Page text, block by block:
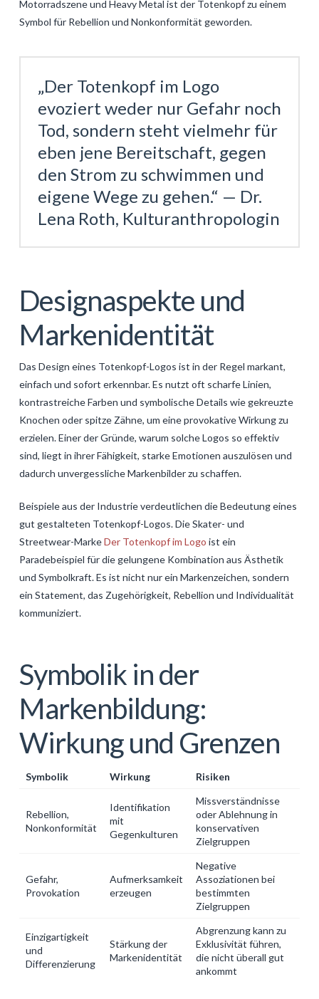
Motorradszene und Heavy Metal ist der Totenkopf zu einem
Symbol für Rebellion und Nonkonformität geworden.
„Der Totenkopf im Logo
evoziert weder nur Gefahr noch
Tod, sondern steht vielmehr für
eben jene Bereitschaft, gegen
den Strom zu schwimmen und
eigene Wege zu gehen.“ — Dr.
Lena Roth, Kulturanthropologin
Designaspekte und
Markenidentität
Das Design eines Totenkopf-Logos ist in der Regel markant,
einfach und sofort erkennbar. Es nutzt oft scharfe Linien,
kontrastreiche Farben und symbolische Details wie gekreuzte
Knochen oder spitze Zähne, um eine provokative Wirkung zu
erzielen. Einer der Gründe, warum solche Logos so effektiv
sind, liegt in ihrer Fähigkeit, starke Emotionen auszulösen und
dadurch unvergessliche Markenbilder zu schaffen.
Beispiele aus der Industrie verdeutlichen die Bedeutung eines
gut gestalteten Totenkopf-Logos. Die Skater- und
Streetwear-MarkeDer Totenkopf im Logo ist ein
Paradebeispiel für die gelungene Kombination aus Ästhetik
und Symbolkraft. Es ist nicht nur ein Markenzeichen, sondern
ein Statement, das Zugehörigkeit, Rebellion und Individualität
kommuniziert.
Symbolik in der
Markenbildung:
Wirkung und Grenzen
Symbolik Wirkung Risiken
Rebellion,
Nonkonformität
Identifikation
mit
Gegenkulturen
Missverständnisse
oder Ablehnung in
konservativen
Zielgruppen
Gefahr,
Provokation
Aufmerksamkeit
erzeugen
Negative
Assoziationen bei
bestimmten
Zielgruppen
Einzigartigkeit
und
Differenzierung
Stärkung der
Markenidentität
Abgrenzung kann zu
Exklusivität führen,
die nicht überall gut
ankommt